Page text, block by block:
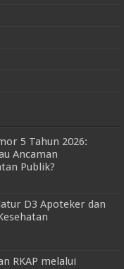
5 Tahun 2026:
Ancaman
Publik?
D3 Apoteker dan
RKAP melalui